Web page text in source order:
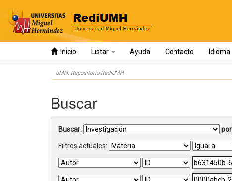
Inicio Listar Ayuda Contacto Idioma
UMH: Repositorio RediUMH
Buscar
Buscar: por
Filtros actuales: